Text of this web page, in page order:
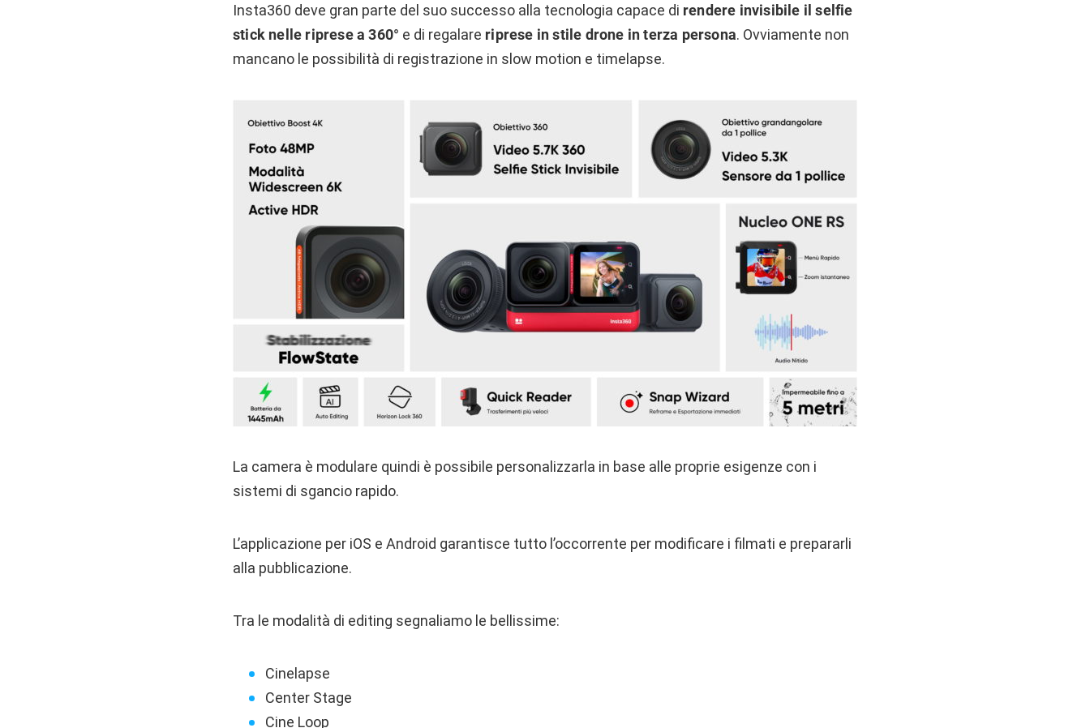
Insta360 deve gran parte del suo successo alla tecnologia capace di rendere invisibile il selfie
stick nelle riprese a 360° e di regalare riprese in stile drone in terza persona. Ovviamente non
mancano le possibilità di registrazione in slow motion e timelapse.
La camera è modulare quindi è possibile personalizzarla in base alle proprie esigenze con i
sistemi di sgancio rapido.
L’applicazione per iOS e Android garantisce tutto l’occorrente per modificare i filmati e prepararli
alla pubblicazione.
Tra le modalità di editing segnaliamo le bellissime:
Cinelapse
Center Stage
Cine Loop